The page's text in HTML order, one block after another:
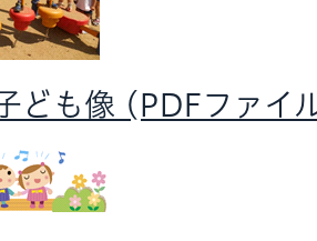
ども像 (PDFファイ